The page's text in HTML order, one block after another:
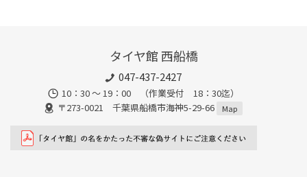
タイヤ館 西船橋
047-437-2427
10：30 ～ 19：00 （作業受付 18：30迄）
〒273-0021 千葉県船橋市海神5-29-66
Map